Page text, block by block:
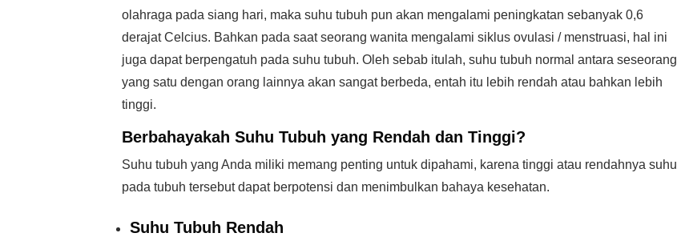
olahraga pada siang hari, maka suhu tubuh pun akan mengalami peningkatan sebanyak 0,6
derajat Celcius. Bahkan pada saat seorang wanita mengalami siklus ovulasi / menstruasi, hal ini
juga dapat berpengatuh pada suhu tubuh. Oleh sebab itulah, suhu tubuh normal antara seseorang
yang satu dengan orang lainnya akan sangat berbeda, entah itu lebih rendah atau bahkan lebih
tinggi.
Berbahayakah Suhu Tubuh yang Rendah dan Tinggi?
Suhu tubuh yang Anda miliki memang penting untuk dipahami, karena tinggi atau rendahnya suhu
pada tubuh tersebut dapat berpotensi dan menimbulkan bahaya kesehatan.
Suhu Tubuh Rendah